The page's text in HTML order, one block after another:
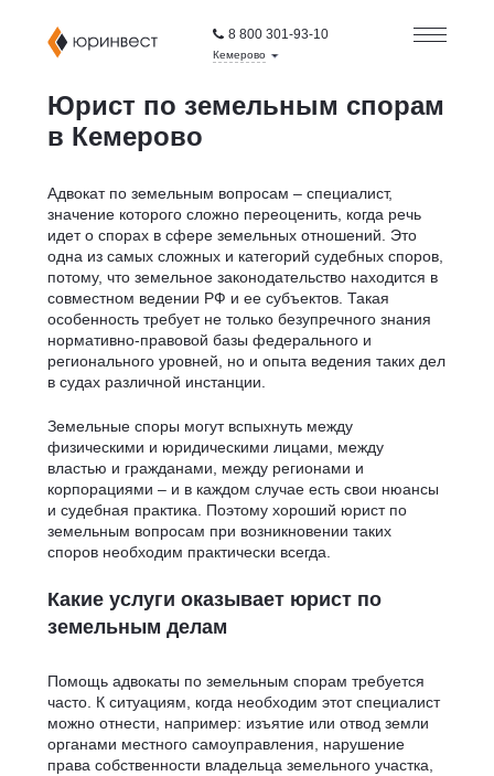
8 800 301-93-10
Кемерово
Юрист по земельным спорам
в Кемерово
Адвокат по земельным вопросам – специалист,
значение которого сложно переоценить, когда речь
идет о спорах в сфере земельных отношений. Это
одна из самых сложных и категорий судебных споров,
потому, что земельное законодательство находится в
совместном ведении РФ и ее субъектов. Такая
особенность требует не только безупречного знания
нормативно-правовой базы федерального и
регионального уровней, но и опыта ведения таких дел
в судах различной инстанции.
Земельные споры могут вспыхнуть между
физическими и юридическими лицами, между
властью и гражданами, между регионами и
корпорациями – и в каждом случае есть свои нюансы
и судебная практика. Поэтому хороший юрист по
земельным вопросам при возникновении таких
споров необходим практически всегда.
Какие услуги оказывает юрист по
земельным делам
Помощь адвокаты по земельным спорам требуется
часто. К ситуациям, когда необходим этот специалист
можно отнести, например: изъятие или отвод земли
органами местного самоуправления, нарушение
права собственности владельца земельного участка,